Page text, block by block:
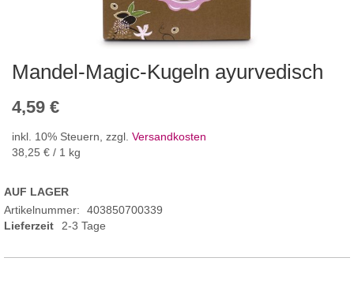
Mandel-Magic-Kugeln ayurvedisch
4,59 €
inkl. 10% Steuern, zzgl. Versandkosten
38,25 € / 1 kg
AUF LAGER
Artikelnummer
403850700339
Lieferzeit
2-3 Tage